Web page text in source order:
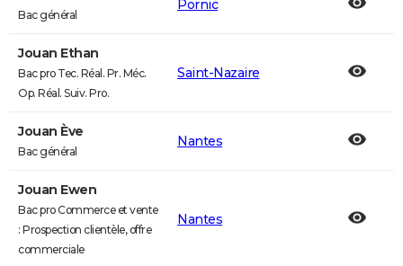
Bac général
Pornic
Jouan Ethan
Bac pro Tec. Réal. Pr. Méc.
Op. Réal. Suiv. Pro.
Saint-Nazaire
Jouan Ève
Bac général
Nantes
Jouan Ewen
Bac pro Commerce et vente
: Prospection clientèle, offre
commerciale
Nantes